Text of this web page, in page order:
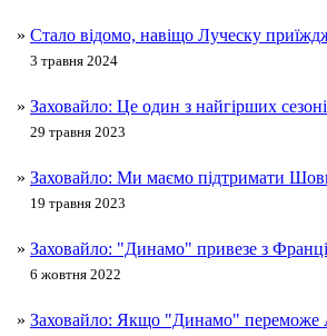
» Стало відомо, навіщо Луческу
3 травня 2024
» Заховайло: Це один з найгірших
29 травня 2023
» Заховайло: Ми маємо підтримати
19 травня 2023
» Заховайло: "Динамо" привезе з
6 жовтня 2022
» Заховайло: Якщо "Динамо"